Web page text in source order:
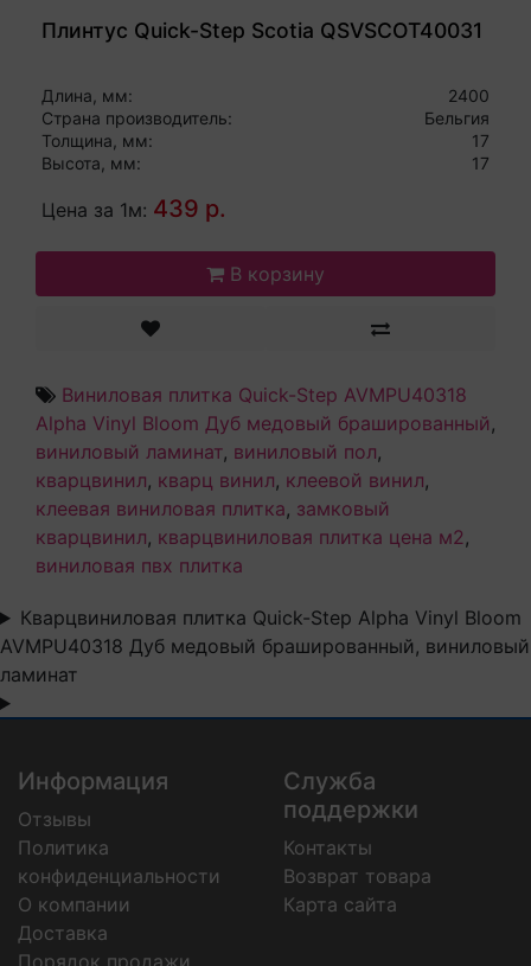
Плинтус Quick-Step Scotia QSVSCOT40031
Длина, мм:
2400
Страна производитель:
Бельгия
Толщина, мм:
17
Высота, мм:
17
Цена за 1м: 439 р.
В корзину
Виниловая плитка Quick-Step AVMPU40318
Alpha Vinyl Bloom Дуб медовый брашированный ,
виниловый ламинат, виниловый пол,
кварцвинил, кварц винил, клеевой винил,
клеевая виниловая плитка, замковый
кварцвинил, кварцвиниловая плитка цена м2 ,
виниловая пвх плитка
Кварцвиниловая плитка Quick-Step Alpha Vinyl Bloom
AVMPU40318 Дуб медовый брашированный, виниловый
ламинат
Информация
Отзывы
Политика
конфиденциальности
О компании
Доставка
Порядок продажи
Служба
поддержки
Контакты
Возврат товара
Карта сайта